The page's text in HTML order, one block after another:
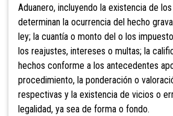
Aduanero, incluyendo la existencia de
determinan la ocurrencia del hecho
ley; la cuantía o monto del o los
los reajustes, intereses o multas; la
hechos conforme a los antecedentes
procedimiento, la ponderación o
respectivas y la existencia de vicios o
legalidad, ya sea de forma o fondo.